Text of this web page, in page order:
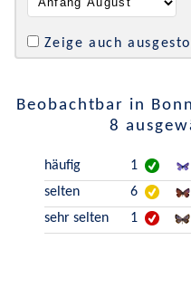
Zeige auch
Beobachtbar in
8
häufig
1
selten
6
sehr selten
1